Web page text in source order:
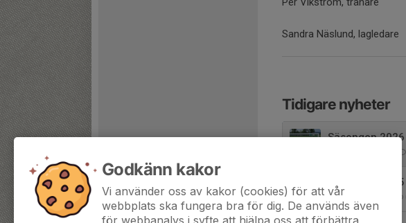
Sandra Näslund, lagledare
Tidigare nyheter
Säsongen 2026
Säsongen 2025
16 maj 2025
Godkänn kakor
Vi använder oss av kakor (cookies) för att vår
webbplats ska fungera bra för dig. De används även
för webbanalys i syfte att hjälpa oss att förbättra